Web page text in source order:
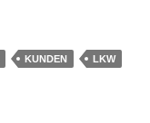
KUNDEN
LKW